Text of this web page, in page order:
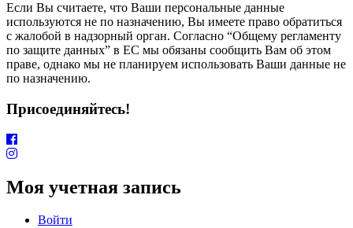
Если Вы считаете, что Ваши персональные данные
используются не по назначению, Вы имеете право обратиться
с жалобой в надзорный орган. Согласно “Общему регламенту
по защите данных” в ЕС мы обязаны сообщить Вам об этом
праве, однако мы не планируем использовать Ваши данные не
по назначению.
Присоединяйтесь!
Моя учетная запись
Войти